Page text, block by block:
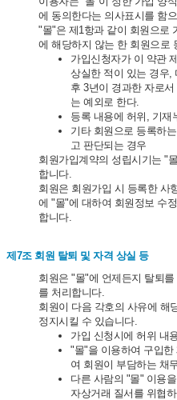
에 동의한다는 의사표시를 함
"몰"은 제1항과 같이 회원으로
에 해당하지 않는 한 회원으로
가입신청자가 이 약관
상실한 적이 있는 경우,
후 3년이 경과한 자로
는 예외로 한다.
등록 내용에 허위, 기재
기타 회원으로 등록하
고 판단되는 경우
회원가입계약의 성립시기는 "
합니다.
회원은 회원가입 시 등록한 사
에 "몰"에 대하여 회원정보 수
합니다.
제7조 회원 탈퇴 및 자격 상실 등
회원은 "몰"에 언제든지 탈퇴
를 처리합니다.
회원이 다음 각호의 사유에 해
정지시킬 수 있습니다.
가입 신청시에 허위 내
"몰"을 이용하여 구입
여 회원이 부담하는 채
다른 사람의 "몰" 이용
자상거래 질서를 위협